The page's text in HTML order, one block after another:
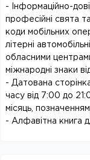
- Інформаційно-
професійні свята
коди мобільних
літерні
обласними
міжнародні знаки
- Датована
часу від 7:00 до
місяць,
- Алфавітна книга